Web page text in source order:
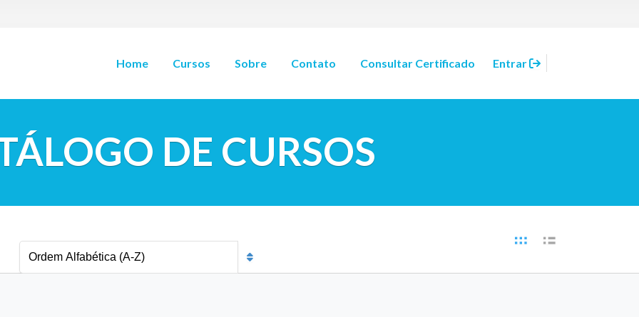
Home Cursos Sobre Contato Consultar Certificado Entrar
DE CURSOS